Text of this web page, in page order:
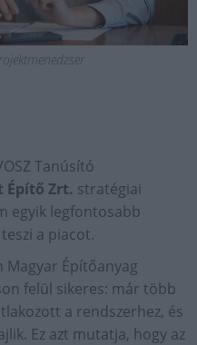
Tanúsító
Építő Zrt. stratégiai
egyik legfontosabb
a piacot.
Építőanyag
felül sikeres: már több
a rendszerhez, és
Ez azt mutatja, hogy az